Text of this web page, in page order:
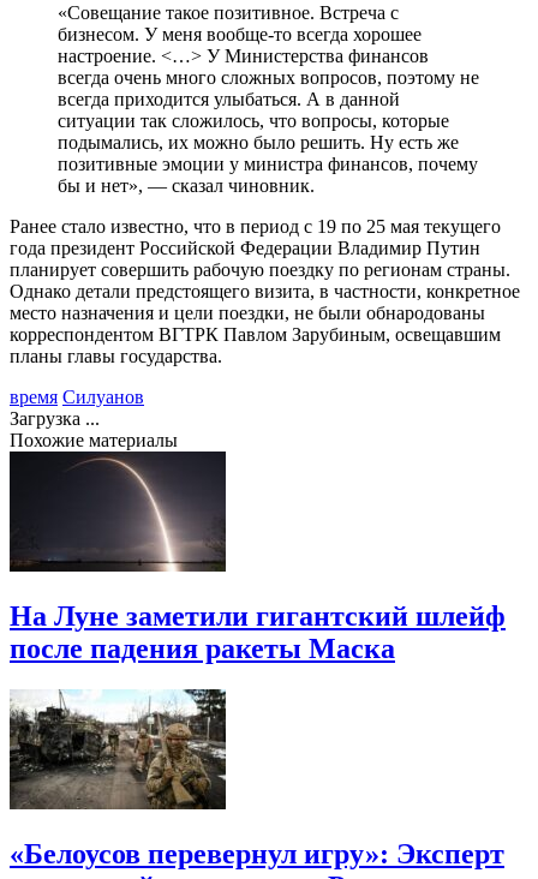
«Совещание такое позитивное. Встреча с
бизнесом. У меня вообще-то всегда хорошее
настроение. <…> У Министерства финансов
всегда очень много сложных вопросов, поэтому не
всегда приходится улыбаться. А в данной
ситуации так сложилось, что вопросы, которые
подымались, их можно было решить. Ну есть же
позитивные эмоции у министра финансов, почему
бы и нет», — сказал чиновник.
Ранее стало известно, что в период с 19 по 25 мая текущего
года президент Российской Федерации Владимир Путин
планирует совершить рабочую поездку по регионам страны.
Однако детали предстоящего визита, в частности, конкретное
место назначения и цели поездки, не были обнародованы
корреспондентом ВГТРК Павлом Зарубиным, освещавшим
планы главы государства.
время Силуанов
Загрузка ...
Похожие материалы
На Луне заметили гигантский шлейф
после падения ракеты Маска
«Белоусов перевернул игру»: Эксперт